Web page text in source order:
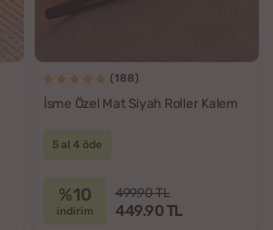
(188)
İsme Özel Mat Siyah Roller Kalem
5 al 4 öde
%10
indirim
499.90 TL
449.90 TL